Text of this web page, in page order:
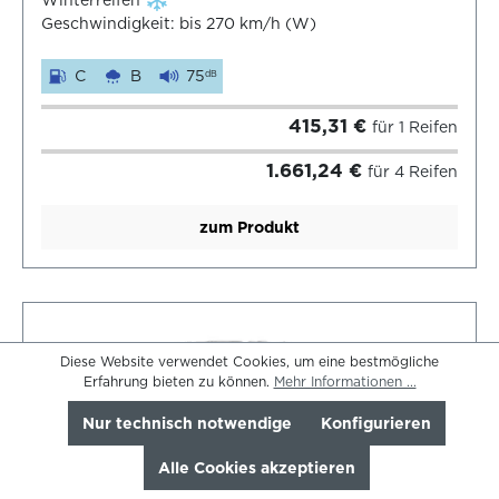
Geschwindigkeit: bis 270 km/h (W)
C B 75dB
415,31 € für 1 Reifen
1.661,24 € für 4 Reifen
zum Produkt
Diese Website verwendet Cookies, um eine bestmögliche
Erfahrung bieten zu können. Mehr Informationen ...
Nur technisch notwendige Konfigurieren
Alle Cookies akzeptieren